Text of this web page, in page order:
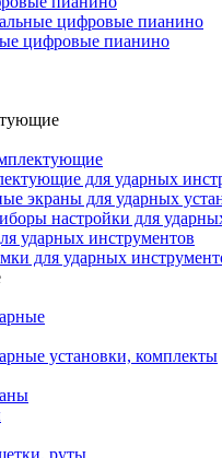
цифровые пианино
цифровые пианино
для ударных
экраны для ударных
настройки для
ударных инструментов
для ударных
установки, комплекты
руты